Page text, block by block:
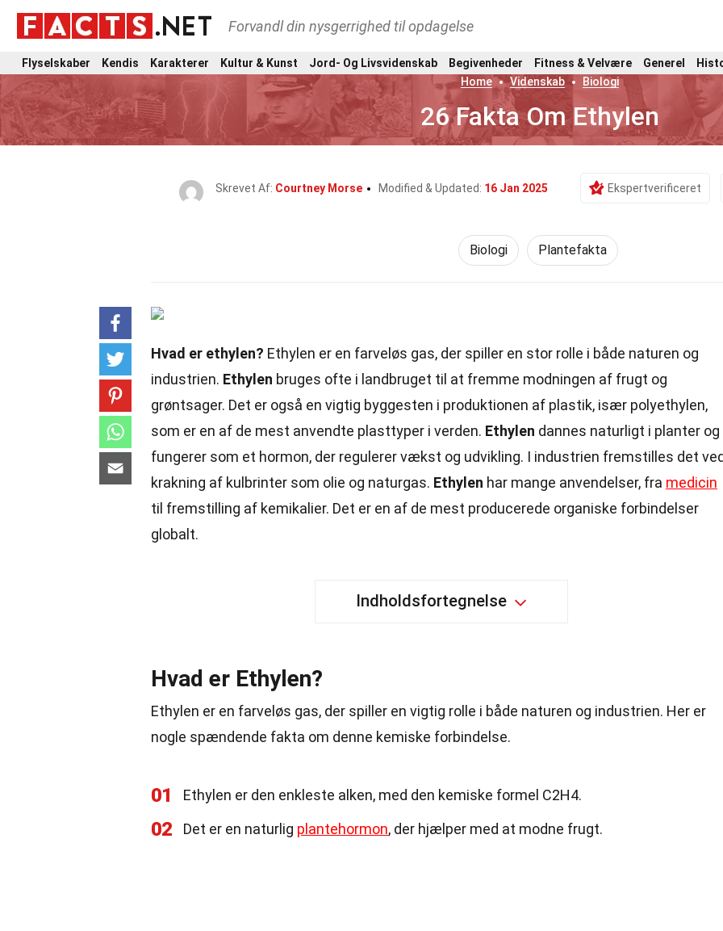
Forvandl din nysgerrighed til opdagelse
Flyselskaber Kendis Karakterer Kultur & Kunst Jord- Og Livsvidenskab Begivenheder Fitness & Velvære Generel
Home
Videnskab Biologi
26 Fakta Om Ethylen
Skrevet Af: Courtney Morse Modified & Updated: 16 Jan 2025 Ekspertverificeret
Biologi Plantefakta
Hvad er ethylen? Ethylen er en farveløs gas, der spiller en stor rolle i både naturen og
industrien. Ethylen bruges ofte i landbruget til at fremme modningen af frugt og
grøntsager. Det er også en vigtig byggesten i produktionen af plastik, især polyethylen,
som er en af de mest anvendte plasttyper i verden. Ethylen dannes naturligt i planter og
fungerer som et hormon, der regulerer vækst og udvikling. I industrien fremstilles det
krakning af kulbrinter som olie og naturgas. Ethylen har mange anvendelser, fra medicin
til fremstilling af kemikalier. Det er en af de mest producerede organiske forbindelser
globalt.
Indholdsfortegnelse
Hvad er Ethylen?
Ethylen er en farveløs gas, der spiller en vigtig rolle i både naturen og industrien. Her er
nogle spændende fakta om denne kemiske forbindelse.
01 Ethylen er den enkleste alken, med den kemiske formel C2H4.
02 Det er en naturlig plantehormon, der hjælper med at modne frugt.